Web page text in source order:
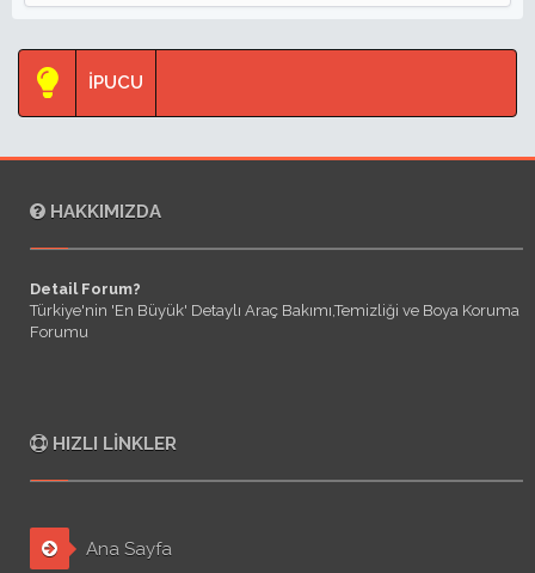
İPUCU
HAKKIMIZDA
Detail Forum?
Türkiye'nin 'En Büyük' Detaylı Araç Bakımı,Temizliği ve Boya Koruma
Forumu
HIZLI LINKLER
Ana Sayfa